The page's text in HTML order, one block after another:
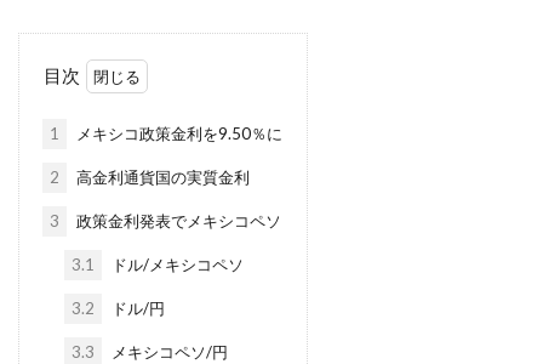
目次
1 メキシコ政策金利を9.50％に
2 高金利通貨国の実質金利
3 政策金利発表でメキシコペソ
3.1 ドル/メキシコペソ
3.2 ドル/円
3.3 メキシコペソ/円